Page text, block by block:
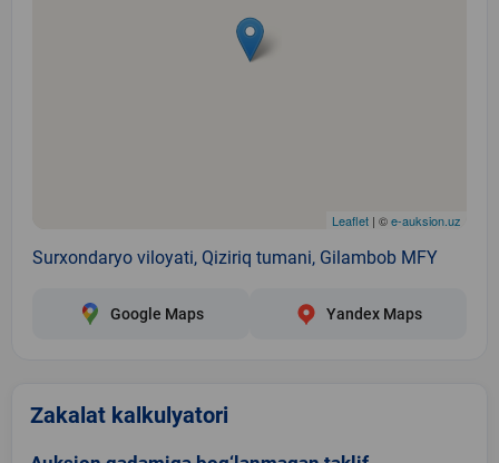
Leaflet | ©e-auksion.uz
Surxondaryo viloyati, Qiziriq tumani, Gilambob MFY
Google Maps Yandex Maps
Zakalat kalkulyatori